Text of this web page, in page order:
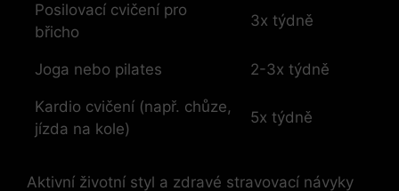
Posilovací cvičení pro
břicho
3x týdně
Joga nebo pilates 2-3x týdně
Kardio cvičení (např. chůze,
jízda na kole)
5x týdně
Aktivní životní styl a zdravé stravovací návyky